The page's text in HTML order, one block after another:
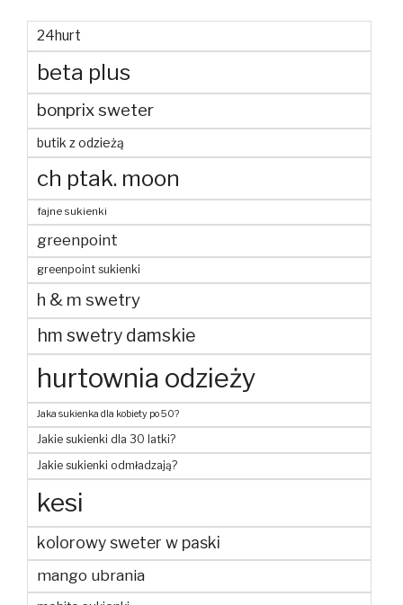
24hurt
beta plus
bonprix sweter
butik z odzieżą
ch ptak. moon
fajne sukienki
greenpoint
greenpoint sukienki
h & m swetry
hm swetry damskie
hurtownia odzieży
Jaka sukienka dla kobiety po 50?
Jakie sukienki dla 30 latki?
Jakie sukienki odmładzają?
kesi
kolorowy sweter w paski
mango ubrania